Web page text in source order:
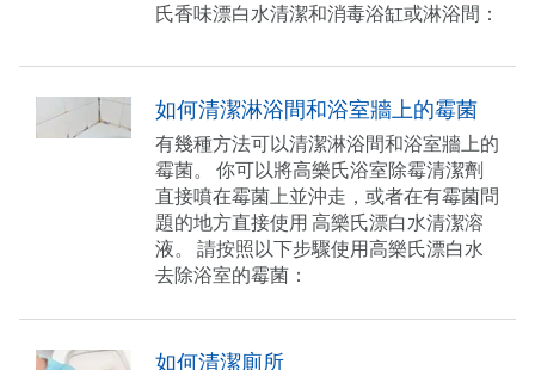
氏香味漂白水清潔和消毒浴缸或淋浴間：
如何清潔淋浴間和浴室牆上的霉菌
有幾種方法可以清潔淋浴間和浴室牆上的
霉菌。 你可以將高樂氏浴室除霉清潔劑
直接噴在霉菌上並沖走，或者在有霉菌問
題的地方直接使用 高樂氏漂白水清潔溶
液。 請按照以下步驟使用高樂氏漂白水
去除浴室的霉菌：
如何清潔廁所